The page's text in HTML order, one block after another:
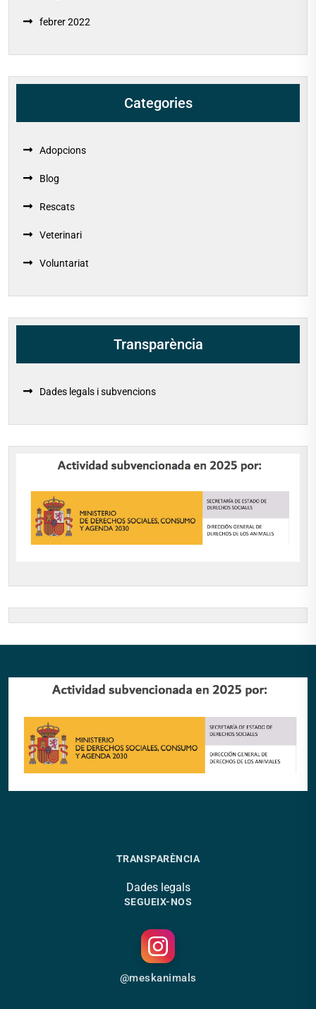
febrer 2022
Categories
Adopcions
Blog
Rescats
Veterinari
Voluntariat
Transparència
Dades legals i subvencions
TRANSPARÈNCIA
Dades legals
SEGUEIX-NOS
@meskanimals